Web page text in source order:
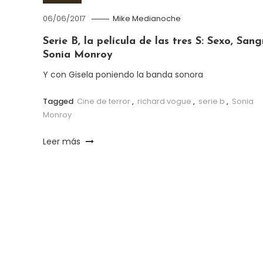
06/06/2017 Mike Medianoche
Serie B, la película de las tres S: Sexo,
Sonia Monroy
Y con Gisela poniendo la banda sonora
Tagged Cine de terror, richard vogue , serie b , Sonia
Monroy
Leer más